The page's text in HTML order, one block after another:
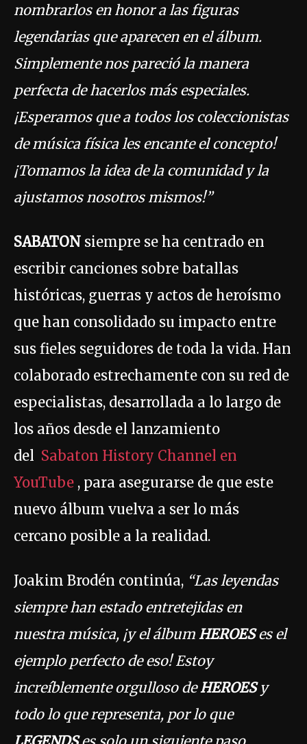
nombrarlos en honor a las figuras
legendarias que aparecen en el álbum.
Simplemente nos pareció la manera
perfecta de hacerlos más especiales.
¡Esperamos que a todos los coleccionistas
de música física les encante el concepto!
¡Tomamos la idea de la comunidad y la
ajustamos nosotros mismos!”
SABATON siempre se ha centrado en
escribir canciones sobre batallas
históricas, guerras y actos de heroísmo
que han consolidado su impacto entre
sus fieles seguidores de toda la vida. Han
colaborado estrechamente con su red de
especialistas, desarrollada a lo largo de
los años desde el lanzamiento
del Sabaton History Channel en
YouTube , para asegurarse de que este
nuevo álbum vuelva a ser lo más
cercano posible a la realidad.
Joakim Brodén continúa, “Las leyendas
siempre han estado entretejidas en
nuestra música, ¡y el álbum HEROESes el
ejemplo perfecto de eso! Estoy
increíblemente orgulloso deHEROESy
todo lo que representa, por lo que